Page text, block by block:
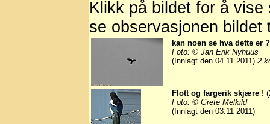
Klikk på bildet for å
se observasjonen bildet
kan noen se hva dette er
Foto: © Jan Erik Nyhuus
(Innlagt den 04.11 2011) 2
Flott og fargerik skjære !
Foto: © Grete Melkild
(Innlagt den 03.11 2011)